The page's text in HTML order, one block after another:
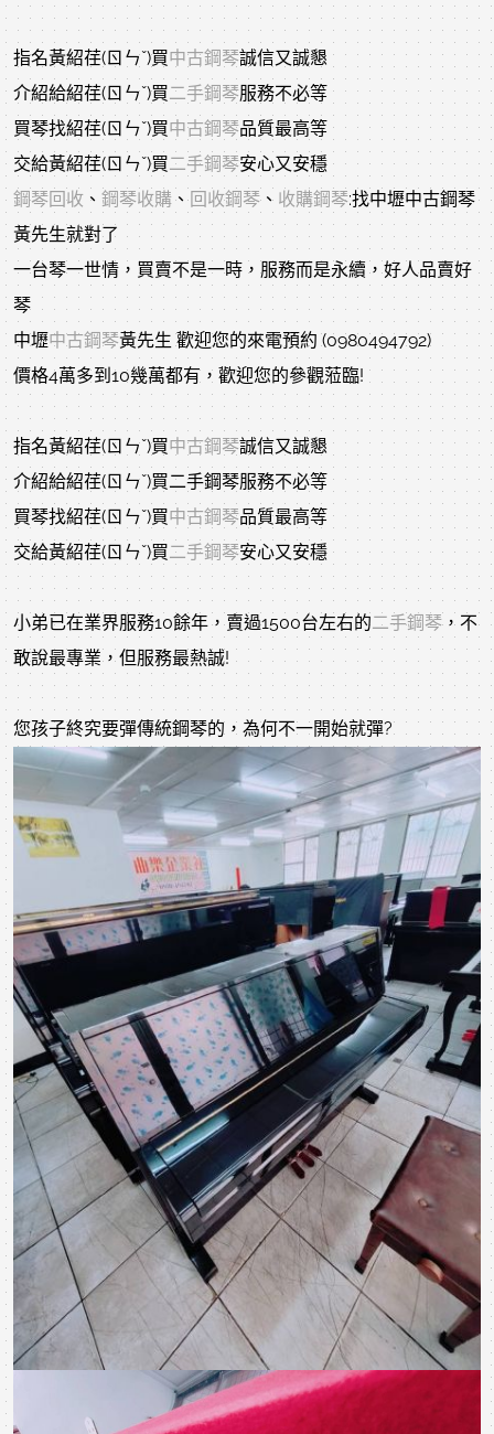
指名黃紹荏(ㄖㄣˇ)買中古鋼琴誠信又誠懇
介紹給紹荏(ㄖㄣˇ)買二手鋼琴服務不必等
買琴找紹荏(ㄖㄣˇ)買中古鋼琴品質最高等
交給黃紹荏(ㄖㄣˇ)買二手鋼琴安心又安穩
鋼琴回收 、 鋼琴收購、回收鋼琴、 收購鋼琴:找中壢中古鋼琴
黃先生就對了
一台琴一世情，買賣不是一時，服務而是永續，好人品賣好
琴
中壢中古鋼琴黃先生 歡迎您的來電預約 (0980494792)
價格4萬多到10幾萬都有，歡迎您的參觀蒞臨!
指名黃紹荏(ㄖㄣˇ)買中古鋼琴誠信又誠懇
介紹給紹荏(ㄖㄣˇ)買二手鋼琴服務不必等
買琴找紹荏(ㄖㄣˇ)買中古鋼琴品質最高等
交給黃紹荏(ㄖㄣˇ)買二手鋼琴安心又安穩
小弟已在業界服務10餘年，賣過1500台左右的二手鋼琴，不
敢說最專業，但服務最熱誠!
您孩子終究要彈傳統鋼琴的，為何不一開始就彈?